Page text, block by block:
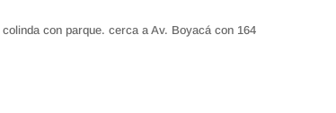
con parque. cerca a Av. Boyacá con 164